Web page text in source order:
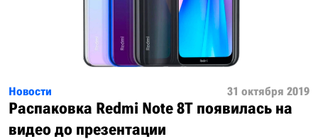
Новости 31 октября 2019
Распаковка Redmi Note 8T появилась на
видео до презентации